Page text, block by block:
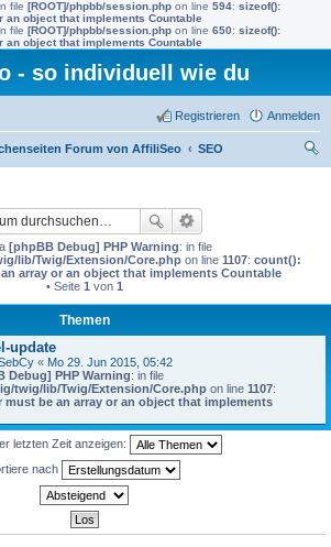
file [ROOT]/phpbb/session.php on line 594: sizeof():
an object that implements Countable
file [ROOT]/phpbb/session.php on line 650: sizeof():
an object that implements Countable
- so individuell wie du
Anmelden
Registrieren
Forum von AffiliSeo
SEO
[phpBB Debug] PHP Warning: in file
lib/Twig/Extension/Core.php on line 1107: count():
array or an object that implements Countable
• Seite 1 von 1
Themen
update
« Mo 29. Jun 2015, 05:42
Debug] PHP Warning: in file
twig/lib/Twig/Extension/Core.php on line 1107:
must be an array or an object that implements
letzten Zeit anzeigen:
nach